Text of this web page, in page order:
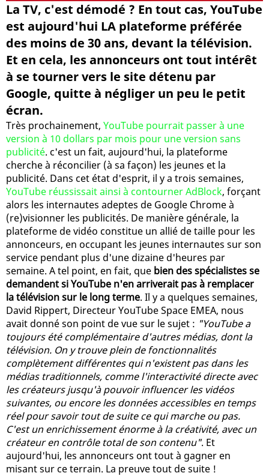
La TV, c'est démodé ? En tout cas, YouTube
est aujourd'hui LA plateforme préférée
des moins de 30 ans, devant la télévision.
Et en cela, les annonceurs ont tout intérêt
à se tourner vers le site détenu par
Google, quitte à négliger un peu le petit
écran.
Très prochainement, YouTube pourrait passer à une
version à 10 dollars par mois pour une version sans
publicité. c'est un fait, aujourd'hui, la plateforme
cherche à réconcilier (à sa façon) les jeunes et la
publicité. Dans cet état d'esprit, il y a trois semaines,
YouTube réussissait ainsi à contourner AdBlock, forçant
alors les internautes adeptes de Google Chrome à
(re)visionner les publicités. De manière générale, la
plateforme de vidéo constitue un allié de taille pour les
annonceurs, en occupant les jeunes internautes sur son
service pendant plus d'une dizaine d'heures par
semaine. A tel point, en fait, que bien des spécialistes se
demandent si YouTube n'en arriverait pas à remplacer
la télévision sur le long terme. Il y a quelques semaines,
David Rippert, Directeur YouTube Space EMEA, nous
avait donné son point de vue sur le sujet : "YouTube a
toujours été complémentaire d'autres médias, dont la
télévision. On y trouve plein de fonctionnalités
complètement différentes qui n'existent pas dans les
médias traditionnels, comme l'interactivité directe avec
les créateurs jusqu'à pouvoir influencer les vidéos
suivantes, ou encore les données accessibles en temps
réel pour savoir tout de suite ce qui marche ou pas.
C'est un enrichissement énorme à la créativité, avec un
créateur en contrôle total de son contenu". Et
aujourd'hui, les annonceurs ont tout à gagner en
misant sur ce terrain. La preuve tout de suite !